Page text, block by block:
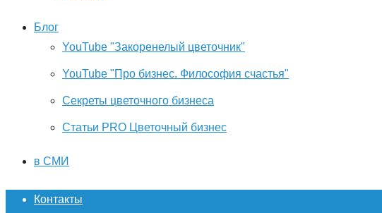
Блог
YouTube "Закоренелый цветочник"
YouTube "Про бизнес. Философия счастья"
Секреты цветочного бизнеса
Статьи PRO Цветочный бизнес
в СМИ
Контакты